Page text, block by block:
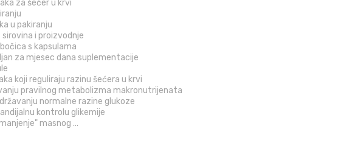
za šećer u krvi
u pakiranju
i proizvodnje
s kapsulama
za mjesec dana suplementacije
koji reguliraju razinu šećera u krvi
pravilnog metabolizma makronutrijenata
normalne razine glukoze
kontrolu glikemije
masnog ...